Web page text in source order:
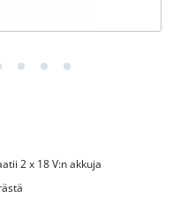
2 x 18 V:n akkuja